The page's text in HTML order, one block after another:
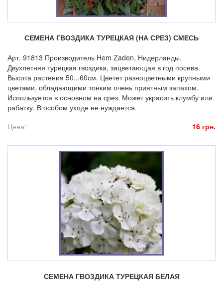
СЕМЕНА ГВОЗДИКА ТУРЕЦКАЯ (НА СРЕЗ) СМЕСЬ
Арт. 91813 Производитель Hem Zaden, Нидерланды.
Двухлетняя турецкая гвоздика, зацветающая в год посева.
Высота растения 50...60см. Цветет разноцветными крупными
цветами, обладающими тонким очень приятным запахом.
Используется в основном на срез. Может украсить клумбу или
рабатку. В особом уходе не нуждается.
Цена:
16 грн.
СЕМЕНА ГВОЗДИКА ТУРЕЦКАЯ БЕЛАЯ